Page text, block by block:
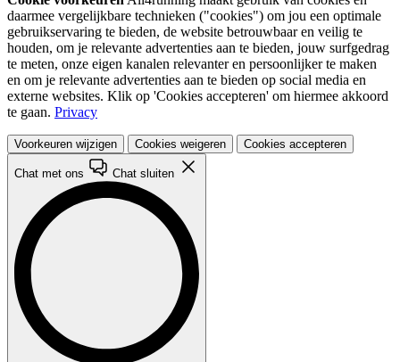
daarmee vergelijkbare technieken ("cookies") om jou een optimale
gebruikservaring te bieden, de website betrouwbaar en veilig te
houden, om je relevante advertenties aan te bieden, jouw surfgedrag
te meten, onze eigen kanalen relevanter en persoonlijker te maken
en om je relevante advertenties aan te bieden op social media en
externe websites. Klik op 'Cookies accepteren' om hiermee akkoord
te gaan. Privacy
Voorkeuren wijzigen Cookies weigeren Cookies accepteren
Chat met ons Chat sluiten